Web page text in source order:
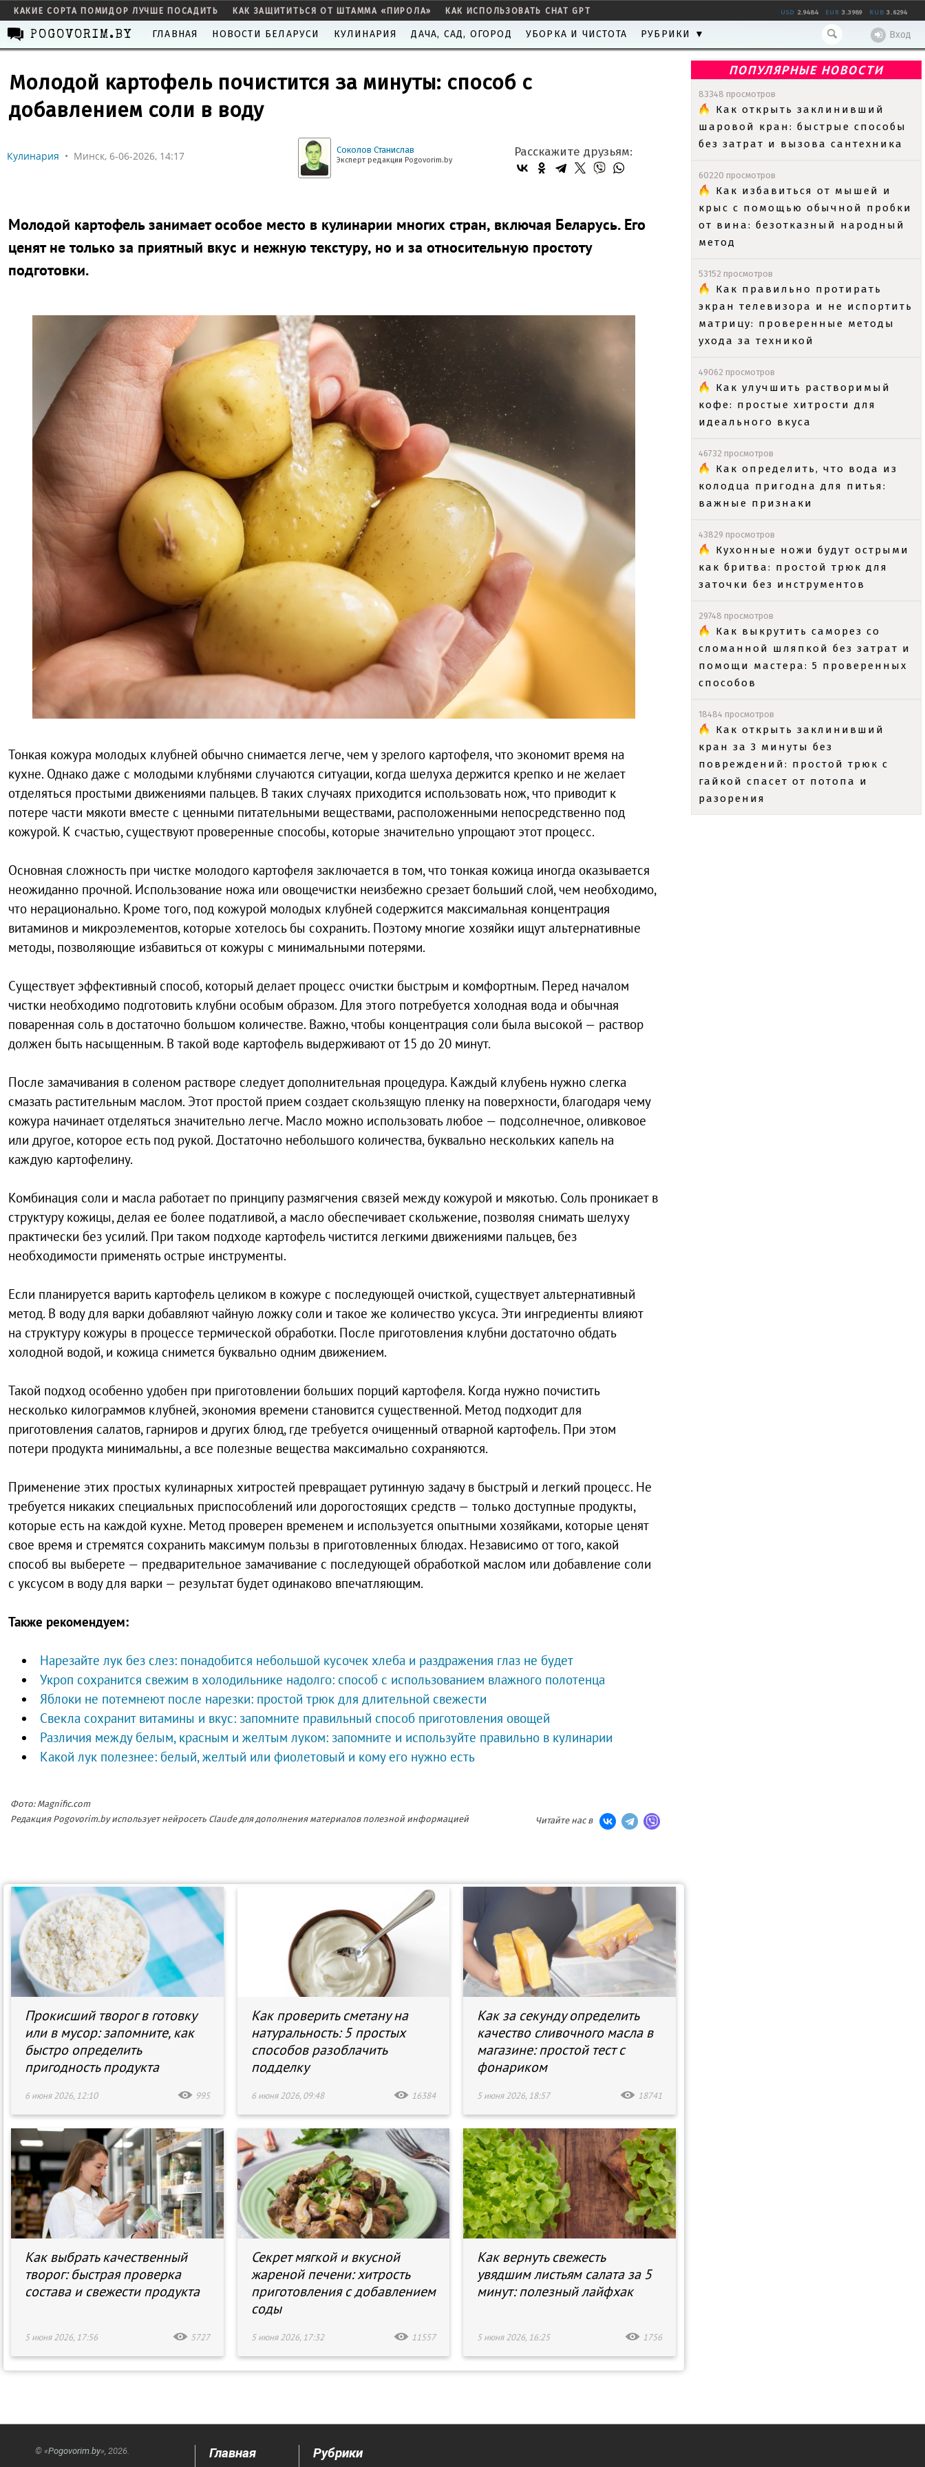
КАКИЕ СОРТА ПОМИДОР ЛУЧШЕ ПОСАДИТЬ КАК ЗАЩИТИТЬСЯ ОТ ШТАММА «ПИРОЛА» КАК ИСПОЛЬЗОВАТЬ CHAT GPT USD 2.9484 EUR 3.3989 RUB 3.6294
Вход
POGOVORIM.BY ГЛАВНАЯ НОВОСТИ БЕЛАРУСИ КУЛИНАРИЯ ДАЧА, САД, ОГОРОД УБОРКА И ЧИСТОТА РУБРИКИ ▼
ПОПУЛЯРНЫЕ НОВОСТИ
83348 просмотров
Как открыть заклинивший
шаровой кран: быстрые способы
без затрат и вызова сантехника
60220 просмотров
Как избавиться от мышей и
крыс с помощью обычной пробки
от вина: безотказный народный
метод
53152 просмотров
Как правильно протирать
экран телевизора и не испортить
матрицу: проверенные методы
ухода за техникой
49062 просмотров
Как улучшить растворимый
кофе: простые хитрости для
идеального вкуса
46732 просмотров
Как определить, что вода из
колодца пригодна для питья:
важные признаки
43829 просмотров
Кухонные ножи будут острыми
как бритва: простой трюк для
заточки без инструментов
29748 просмотров
Как выкрутить саморез со
сломанной шляпкой без затрат и
помощи мастера: 5 проверенных
способов
18484 просмотров
Как открыть заклинивший
кран за 3 минуты без
повреждений: простой трюк с
гайкой спасет от потопа и
разорения
Молодой картофель почистится за минуты: способ с
добавлением соли в воду
Кулинария • Минск, 6-06-2026, 14:17 Соколов Станислав
Эксперт редакции Pogovorim.by
Расскажите друзьям:
Молодой картофель занимает особое место в кулинарии многих стран, включая Беларусь. Его
ценят не только за приятный вкус и нежную текстуру, но и за относительную простоту
подготовки.
Тонкая кожура молодых клубней обычно снимается легче, чем у зрелого картофеля, что экономит время на
кухне. Однако даже с молодыми клубнями случаются ситуации, когда шелуха держится крепко и не желает
отделяться простыми движениями пальцев. В таких случаях приходится использовать нож, что приводит к
потере части мякоти вместе с ценными питательными веществами, расположенными непосредственно под
кожурой. К счастью, существуют проверенные способы, которые значительно упрощают этот процесс.
Основная сложность при чистке молодого картофеля заключается в том, что тонкая кожица иногда оказывается
неожиданно прочной. Использование ножа или овощечистки неизбежно срезает больший слой, чем необходимо,
что нерационально. Кроме того, под кожурой молодых клубней содержится максимальная концентрация
витаминов и микроэлементов, которые хотелось бы сохранить. Поэтому многие хозяйки ищут альтернативные
методы, позволяющие избавиться от кожуры с минимальными потерями.
Существует эффективный способ, который делает процесс очистки быстрым и комфортным. Перед началом
чистки необходимо подготовить клубни особым образом. Для этого потребуется холодная вода и обычная
поваренная соль в достаточно большом количестве. Важно, чтобы концентрация соли была высокой — раствор
должен быть насыщенным. В такой воде картофель выдерживают от 15 до 20 минут.
После замачивания в соленом растворе следует дополнительная процедура. Каждый клубень нужно слегка
смазать растительным маслом. Этот простой прием создает скользящую пленку на поверхности, благодаря чему
кожура начинает отделяться значительно легче. Масло можно использовать любое — подсолнечное, оливковое
или другое, которое есть под рукой. Достаточно небольшого количества, буквально нескольких капель на
каждую картофелину.
Комбинация соли и масла работает по принципу размягчения связей между кожурой и мякотью. Соль проникает в
структуру кожицы, делая ее более податливой, а масло обеспечивает скольжение, позволяя снимать шелуху
практически без усилий. При таком подходе картофель чистится легкими движениями пальцев, без
необходимости применять острые инструменты.
Если планируется варить картофель целиком в кожуре с последующей очисткой, существует альтернативный
метод. В воду для варки добавляют чайную ложку соли и такое же количество уксуса. Эти ингредиенты влияют
на структуру кожуры в процессе термической обработки. После приготовления клубни достаточно обдать
холодной водой, и кожица снимется буквально одним движением.
Такой подход особенно удобен при приготовлении больших порций картофеля. Когда нужно почистить
несколько килограммов клубней, экономия времени становится существенной. Метод подходит для
приготовления салатов, гарниров и других блюд, где требуется очищенный отварной картофель. При этом
потери продукта минимальны, а все полезные вещества максимально сохраняются.
Применение этих простых кулинарных хитростей превращает рутинную задачу в быстрый и легкий процесс. Не
требуется никаких специальных приспособлений или дорогостоящих средств — только доступные продукты,
которые есть на каждой кухне. Метод проверен временем и используется опытными хозяйками, которые ценят
свое время и стремятся сохранить максимум пользы в приготовленных блюдах. Независимо от того, какой
способ вы выберете — предварительное замачивание с последующей обработкой маслом или добавление соли
с уксусом в воду для варки — результат будет одинаково впечатляющим.
Также рекомендуем:
Нарезайте лук без слез: понадобится небольшой кусочек хлеба и раздражения глаз не будет
Укроп сохранится свежим в холодильнике надолго: способ с использованием влажного полотенца
Яблоки не потемнеют после нарезки: простой трюк для длительной свежести
Свекла сохранит витамины и вкус: запомните правильный способ приготовления овощей
Различия между белым, красным и желтым луком: запомните и используйте правильно в кулинарии
Какой лук полезнее: белый, желтый или фиолетовый и кому его нужно есть
Фото: Magnific.com
Редакция Pogovorim.by использует нейросеть Claude для дополнения материалов полезной информацией
Читайте нас в
Прокисший творог в готовку
или в мусор: запомните, как
быстро определить
пригодность продукта
6 июня 2026, 12:10 995
Как проверить сметану на
натуральность: 5 простых
способов разоблачить
подделку
6 июня 2026, 09:48 16384
Как за секунду определить
качество сливочного масла в
магазине: простой тест с
фонариком
5 июня 2026, 18:57 18741
Как выбрать качественный
творог: быстрая проверка
состава и свежести продукта
5 июня 2026, 17:56 5727
Секрет мягкой и вкусной
жареной печени: хитрость
приготовления с добавлением
соды
5 июня 2026, 17:32 11557
Как вернуть свежесть
увядшим листьям салата за 5
минут: полезный лайфхак
5 июня 2026, 16:25 1756
© «Pogovorim.by», 2026. Главная Рубрики